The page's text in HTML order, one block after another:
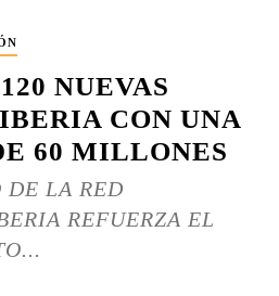
NUEVAS
CON UNA
60 MILLONES
DE LA RED
REFUERZA EL